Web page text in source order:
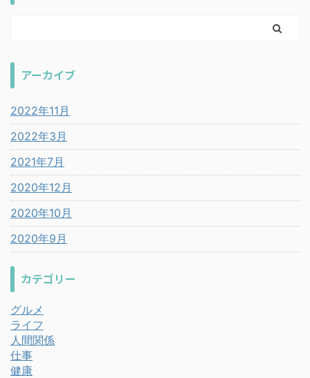
アーカイブ
2022年11月
2022年3月
2021年7月
2020年12月
2020年10月
2020年9月
カテゴリー
グルメ
ライフ
人間関係
仕事
健康